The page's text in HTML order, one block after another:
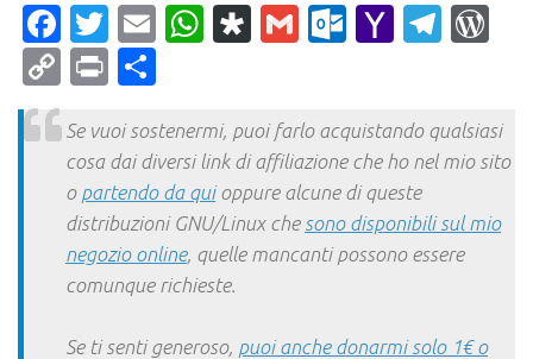
Facebook
Twitter
EmailWhatsApp
Diaspora
Gmail Yahoo
CopyPrint
Se vuoi sostenermi, puoi farlo acquistando qualsiasi
cosa dai diversi link di affiliazione che ho nel mio sito
o partendo da quioppure alcune di queste
distribuzioni GNU/Linux che sono disponibili sul mio
negozio online, quelle mancanti possono essere
comunque richieste.
Se ti senti generoso, puoi anche donarmi solo 1€ o